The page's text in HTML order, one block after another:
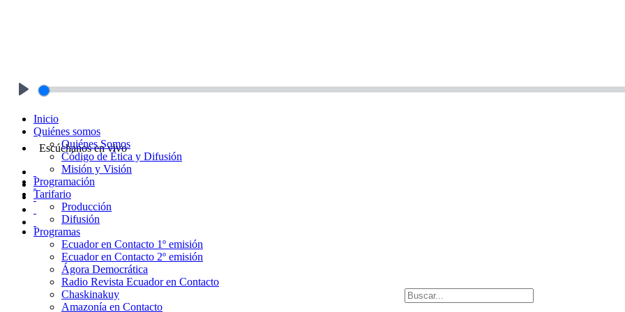
Escúchanos en vivo
Inicio
Quiénes somos
Quiénes Somos
Código de Ética y Difusión
Misión y Visión
Programación
Tarifario
Producción
Difusión
Programas
Ecuador en Contacto 1º emisión
Ecuador en Contacto 2º emisión
Ágora Democrática
Radio Revista Ecuador en Contacto
Chaskinakuy
Amazonía en Contacto